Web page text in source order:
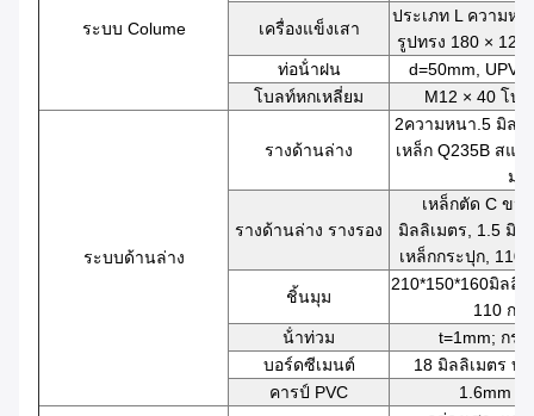
ระบบ Colume เครื่องแข็งเสา
ประเภท L ความห
รูปทรง 180 × 120
ท่อน้ําฝน
d=50mm,
โบลท์หกเหลี่ยม
M12 × 40 โบ
ระบบด้านล่าง
รางด้านล่าง
2ความหนา.5 มิลลิ
เหล็ก Q235B สแต
ม2
รางด้านล่าง รางรอง
เหล็กตัด C ขน
มิลลิเมตร, 1.5 มิล
เหล็กกระปุก, 110
ชิ้นมุม
210*150*160มิลลิ
110 กรั
น้ําท่วม
t=1mm; กร
บอร์ดซีเมนต์
18 มิลลิเมตร บ
คารป์ PVC
1.6mm พื้